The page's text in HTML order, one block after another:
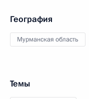
География
Мурманская область
Темы